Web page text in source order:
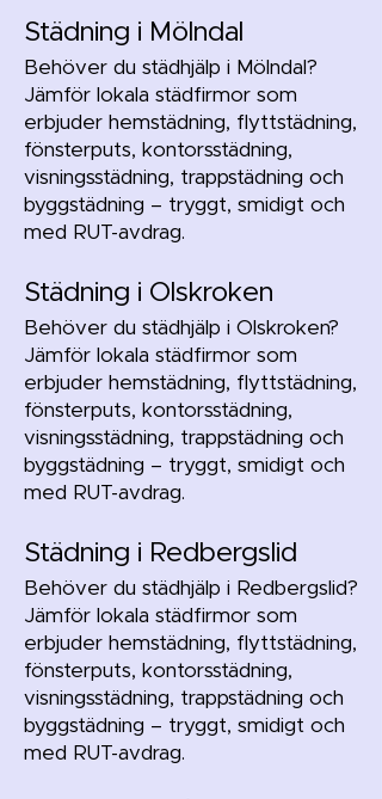
Städning i Mölndal
Behöver du städhjälp i Mölndal?
Jämför lokala städfirmor som
erbjuder hemstädning, flyttstädning,
fönsterputs, kontorsstädning,
visningsstädning, trappstädning och
byggstädning – tryggt, smidigt och
med RUT-avdrag.
Städning i Olskroken
Behöver du städhjälp i Olskroken?
Jämför lokala städfirmor som
erbjuder hemstädning, flyttstädning,
fönsterputs, kontorsstädning,
visningsstädning, trappstädning och
byggstädning – tryggt, smidigt och
med RUT-avdrag.
Städning i Redbergslid
Behöver du städhjälp i Redbergslid?
Jämför lokala städfirmor som
erbjuder hemstädning, flyttstädning,
fönsterputs, kontorsstädning,
visningsstädning, trappstädning och
byggstädning – tryggt, smidigt och
med RUT-avdrag.